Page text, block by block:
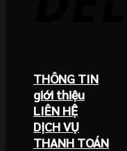
THÔNG TIN
giới thiệu
LIÊN HỆ
DỊCH VỤ
THANH TOÁN